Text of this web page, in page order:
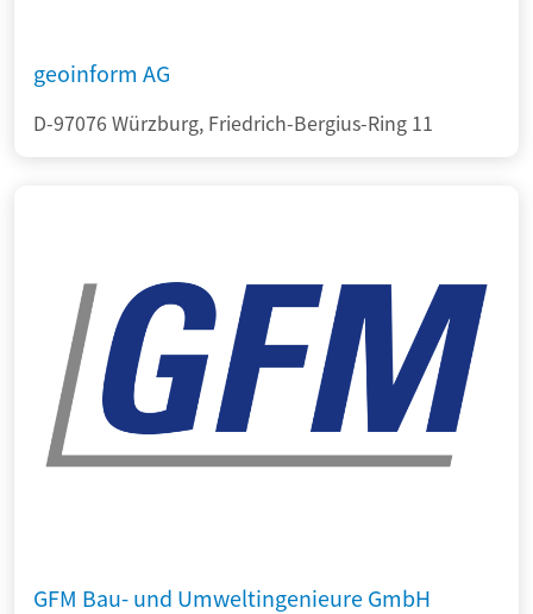
geoinform AG
D-97076 Würzburg, Friedrich-Bergius-Ring 11
GFM Bau- und Umweltingenieure GmbH